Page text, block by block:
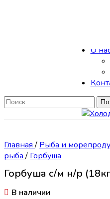
О
Главная/ Рыба и
рыба/ Горбуша
Горбуша с/м н/р
В наличии